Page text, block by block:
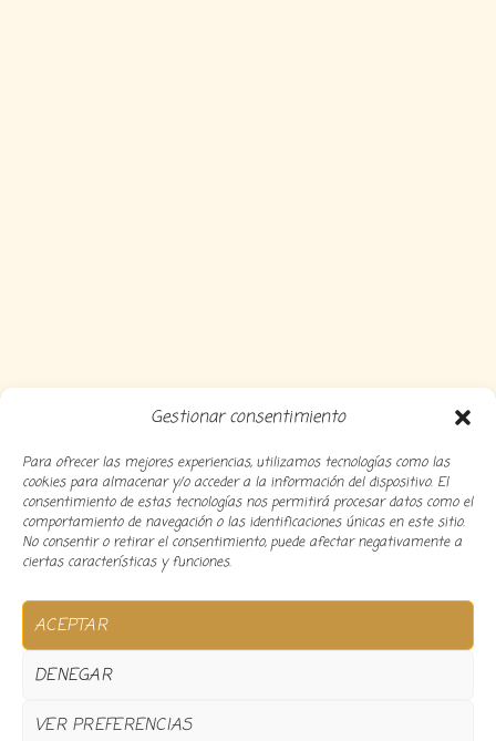
Gestionar consentimiento
Para ofrecer las mejores experiencias, utilizamos tecnologías como las
cookies para almacenar y/o acceder a la información del dispositivo. El
consentimiento de estas tecnologías nos permitirá procesar datos como el
comportamiento de navegación o las identificaciones únicas en este sitio.
No consentir o retirar el consentimiento, puede afectar negativamente a
ciertas características y funciones.
ACEPTAR
DENEGAR
VER PREFERENCIAS
Copyright 2024 Decocousiñas – Desarrollado por
informatico